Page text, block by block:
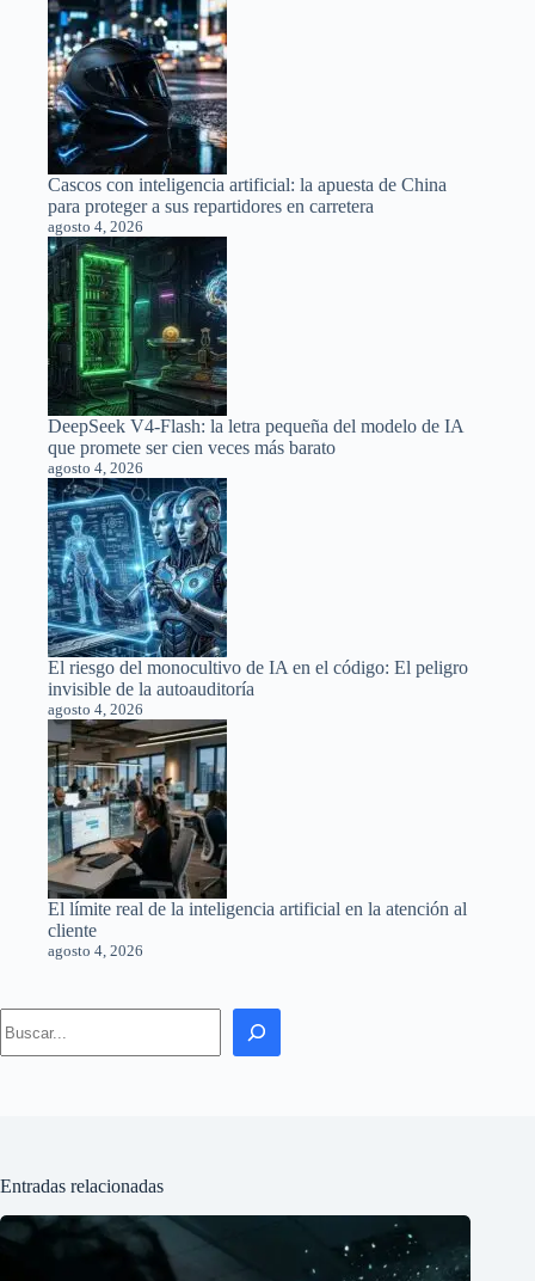
Cascos con inteligencia artificial: la apuesta de China
para proteger a sus repartidores en carretera
agosto 4, 2026
DeepSeek V4-Flash: la letra pequeña del modelo de IA
que promete ser cien veces más barato
agosto 4, 2026
El riesgo del monocultivo de IA en el código: El peligro
invisible de la autoauditoría
agosto 4, 2026
El límite real de la inteligencia artificial en la atención al
cliente
agosto 4, 2026
Entradas relacionadas